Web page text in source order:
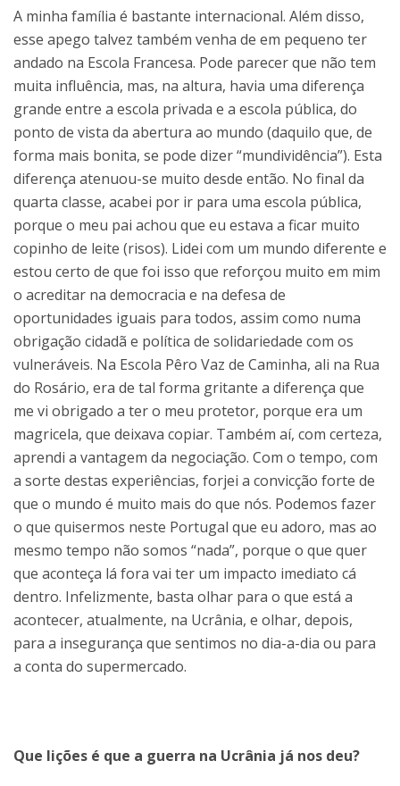
A minha família é bastante internacional. Além disso,
esse apego talvez também venha de em pequeno ter
andado na Escola Francesa. Pode parecer que não tem
muita influência, mas, na altura, havia uma diferença
grande entre a escola privada e a escola pública, do
ponto de vista da abertura ao mundo (daquilo que, de
forma mais bonita, se pode dizer “mundividência”). Esta
diferença atenuou-se muito desde então. No final da
quarta classe, acabei por ir para uma escola pública,
porque o meu pai achou que eu estava a ficar muito
copinho de leite (risos). Lidei com um mundo diferente e
estou certo de que foi isso que reforçou muito em mim
o acreditar na democracia e na defesa de
oportunidades iguais para todos, assim como numa
obrigação cidadã e política de solidariedade com os
vulneráveis. Na Escola Pêro Vaz de Caminha, ali na Rua
do Rosário, era de tal forma gritante a diferença que
me vi obrigado a ter o meu protetor, porque era um
magricela, que deixava copiar. Também aí, com certeza,
aprendi a vantagem da negociação. Com o tempo, com
a sorte destas experiências, forjei a convicção forte de
que o mundo é muito mais do que nós. Podemos fazer
o que quisermos neste Portugal que eu adoro, mas ao
mesmo tempo não somos “nada”, porque o que quer
que aconteça lá fora vai ter um impacto imediato cá
dentro. Infelizmente, basta olhar para o que está a
acontecer, atualmente, na Ucrânia, e olhar, depois,
para a insegurança que sentimos no dia-a-dia ou para
a conta do supermercado.
Que lições é que a guerra na Ucrânia já nos deu?